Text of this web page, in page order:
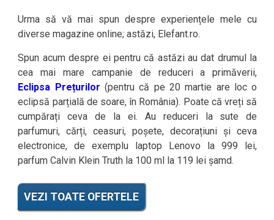
Urma să vă mai spun despre experiențele mele cu
diverse magazine online; astăzi, Elefant.ro.
Spun acum despre ei pentru că astăzi au dat drumul la
cea mai mare campanie de reduceri a primăverii,
Eclipsa Prețurilor (pentru că pe 20 martie are loc o
eclipsă parțială de soare, în România). Poate că vreți să
cumpărați ceva de la ei. Au reduceri la sute de
parfumuri, cărți, ceasuri, poșete, decorațiuni și ceva
electronice, de exemplu laptop Lenovo la 999 lei,
parfum Calvin Klein Truth la 100 ml la 119 lei șamd.
VEZI TOATE OFERTELE